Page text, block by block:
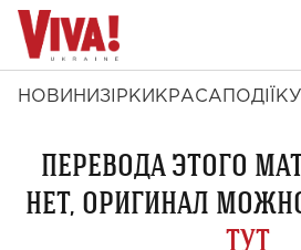
НОВИНИ ЗІРКИ КРАСА ПОДІЇ
ПЕРЕВОДА ЭТОГО
НЕТ, ОРИГИНАЛ
ТУТ